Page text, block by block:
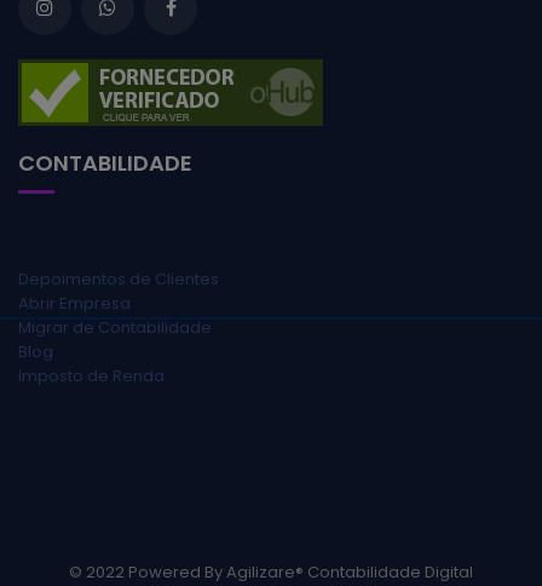
CONTABILIDADE
Depoimentos de Clientes
Abrir Empresa
Migrar de Contabilidade
Blog
Imposto de Renda
© 2022 Powered By Agilizare® Contabilidade Digital